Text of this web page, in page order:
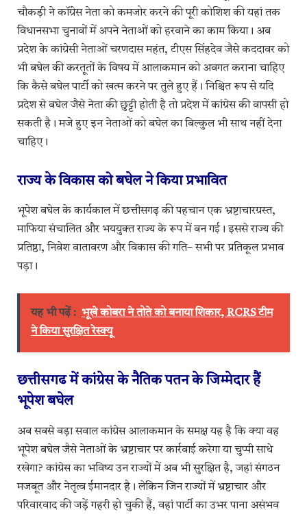
चौकड़ी ने कॉंग्रेस नेता को कमजोर करने की पूरी कोशिश की यहां तक
विधानसभा चुनावों में अपने नेताओं को हरवाने का काम किया। अब
प्रदेश के कांग्रेसी नेताओं चरणदास महंत, टीएस सिंहदेव जैसे कददावर को
भी बघेल की करतूतों के विषय में आलाकमान को अवगत कराना चाहिए
कि कैसे बघेल पार्टी को खत्‍म करने पर तुले हुए हैं। निश्चित रूप से यदि
प्रदेश से बघेल जैसे नेता की छुट्टी होती है तो प्रदेश में कांग्रेस की वापसी हो
सकती है। मजे हुए इन नेताओं को बघेल का बिल्‍कुल भी साथ नहीं देना
चाहिए।
राज्य के विकास को बघेल ने किया प्रभावित
भूपेश बघेल के कार्यकाल में छत्तीसगढ़ की पहचान एक भ्रष्टाचारग्रस्त,
माफिया संचालित और भययुक्त राज्य के रूप में बन गई। इससे राज्य की
प्रतिष्ठा, निवेश वातावरण और विकास की गति– सभी पर प्रतिकूल प्रभाव
पड़ा।
यह भी पढ़ें : भूखे कोबरा ने तोते को बनाया शिकार, RCRS टीम
ने किया सुरक्षित रेस्क्यू
छत्तीसगढ में कांग्रेस के नैतिक पतन के जिम्मेदार हैं
भूपेश बघेल
अब सबसे बड़ा सवाल कांग्रेस आलाकमान के समक्ष यह है कि क्या वह
भूपेश बघेल जैसे नेताओं के भ्रष्टाचार पर कार्रवाई करेगा या चुप्पी साधे
रखेगा? कांग्रेस का भविष्य उन राज्यों में अब भी सुरक्षित है, जहां संगठन
मजबूत और नेतृत्व ईमानदार है। लेकिन जिन राज्यों में भ्रष्टाचार और
परिवारवाद की जड़ें गहरी हो चुकी हैं, वहां पार्टी का उभर पाना असंभव